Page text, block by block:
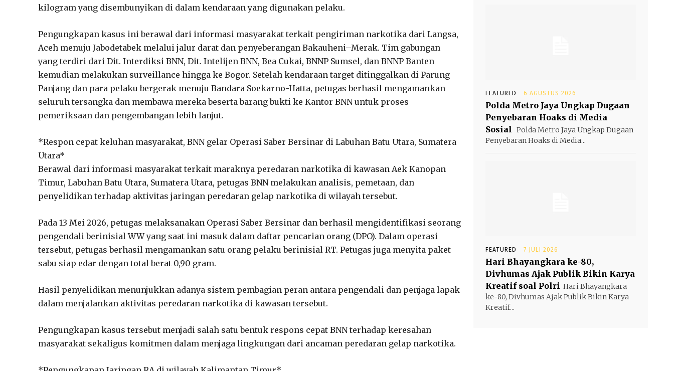
kilogram yang disembunyikan di dalam kendaraan yang digunakan pelaku.
Pengungkapan kasus ini berawal dari informasi masyarakat terkait pengiriman narkotika dari Langsa,
Aceh menuju Jabodetabek melalui jalur darat dan penyeberangan Bakauheni–Merak. Tim gabungan
yang terdiri dari Dit. Interdiksi BNN, Dit. Intelijen BNN, Bea Cukai, BNNP Sumsel, dan BNNP Banten
kemudian melakukan surveillance hingga ke Bogor. Setelah kendaraan target ditinggalkan di Parung
Panjang dan para pelaku bergerak menuju Bandara Soekarno-Hatta, petugas berhasil mengamankan
seluruh tersangka dan membawa mereka beserta barang bukti ke Kantor BNN untuk proses
pemeriksaan dan pengembangan lebih lanjut.
*Respon cepat keluhan masyarakat, BNN gelar Operasi Saber Bersinar di Labuhan Batu Utara, Sumatera
Utara*
Berawal dari informasi masyarakat terkait maraknya peredaran narkotika di kawasan Aek Kanopan
Timur, Labuhan Batu Utara, Sumatera Utara, petugas BNN melakukan analisis, pemetaan, dan
penyelidikan terhadap aktivitas jaringan peredaran gelap narkotika di wilayah tersebut.
Pada 13 Mei 2026, petugas melaksanakan Operasi Saber Bersinar dan berhasil mengidentifikasi seorang
pengendali berinisial WW yang saat ini masuk dalam daftar pencarian orang (DPO). Dalam operasi
tersebut, petugas berhasil mengamankan satu orang pelaku berinisial RT. Petugas juga menyita paket
sabu siap edar dengan total berat 0,90 gram.
Hasil penyelidikan menunjukkan adanya sistem pembagian peran antara pengendali dan penjaga lapak
dalam menjalankan aktivitas peredaran narkotika di kawasan tersebut.
Pengungkapan kasus tersebut menjadi salah satu bentuk respons cepat BNN terhadap keresahan
masyarakat sekaligus komitmen dalam menjaga lingkungan dari ancaman peredaran gelap narkotika.
FEATURED 6 AGUSTUS 2026
Polda Metro Jaya Ungkap Dugaan
Penyebaran Hoaks di Media
Sosial Polda Metro Jaya Ungkap Dugaan
Penyebaran Hoaks di Media...
FEATURED 7 JULI 2026
Hari Bhayangkara ke-80,
Divhumas Ajak Publik Bikin Karya
Kreatif soal Polri Hari Bhayangkara
ke-80, Divhumas Ajak Publik Bikin Karya
Kreatif...